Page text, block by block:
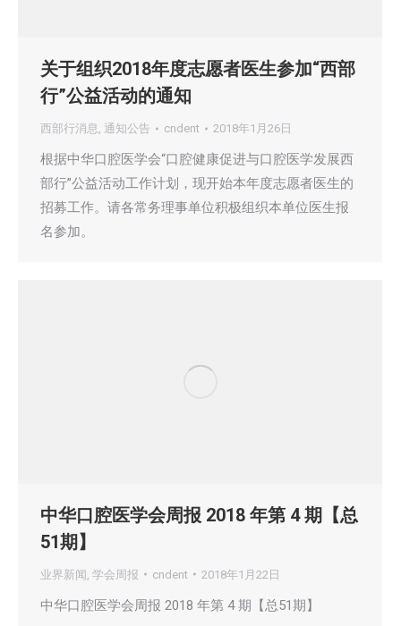
关于组织2018年度志愿者医生参加“西部
行”公益活动的通知
西部行消息, 通知公告 cndent 2018年1月26日
根据中华口腔医学会“口腔健康促进与口腔医学发展西
部行”公益活动工作计划，现开始本年度志愿者医生的
招募工作。请各常务理事单位积极组织本单位医生报
名参加。
中华口腔医学会周报 2018 年第 4 期【总
51期】
业界新闻 学会周报 cndent 2018年1月22日
中华口腔医学会周报 2018 年第 4 期【总51期】